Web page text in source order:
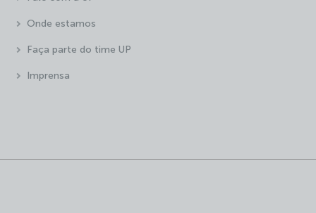
Onde estamos
Faça parte do time UP
Imprensa